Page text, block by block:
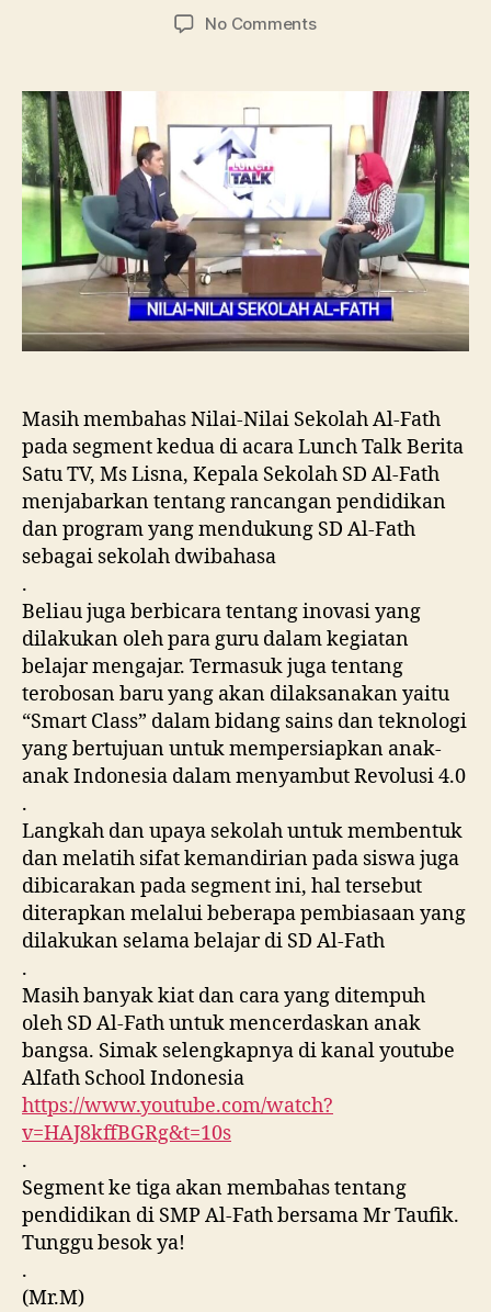
No Comments
Masih membahas Nilai-Nilai Sekolah Al-Fath
pada segment kedua di acara Lunch Talk Berita
Satu TV, Ms Lisna, Kepala Sekolah SD Al-Fath
menjabarkan tentang rancangan pendidikan
dan program yang mendukung SD Al-Fath
sebagai sekolah dwibahasa
.
Beliau juga berbicara tentang inovasi yang
dilakukan oleh para guru dalam kegiatan
belajar mengajar. Termasuk juga tentang
terobosan baru yang akan dilaksanakan yaitu
“Smart Class” dalam bidang sains dan teknologi
yang bertujuan untuk mempersiapkan anak-
anak Indonesia dalam menyambut Revolusi 4.0
.
Langkah dan upaya sekolah untuk membentuk
dan melatih sifat kemandirian pada siswa juga
dibicarakan pada segment ini, hal tersebut
diterapkan melalui beberapa pembiasaan yang
dilakukan selama belajar di SD Al-Fath
.
Masih banyak kiat dan cara yang ditempuh
oleh SD Al-Fath untuk mencerdaskan anak
bangsa. Simak selengkapnya di kanal youtube
Alfath School Indonesia
https://www.youtube.com/watch?
v=HAJ8kffBGRg&t=10s
.
Segment ke tiga akan membahas tentang
pendidikan di SMP Al-Fath bersama Mr Taufik.
Tunggu besok ya!
.
(Mr.M)